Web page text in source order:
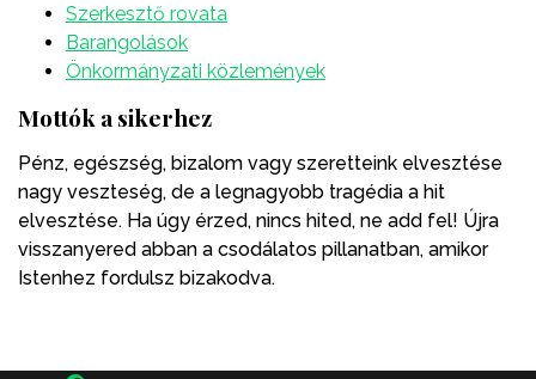
Szerkesztő rovata
Barangolások
Önkormányzati közlemények
Mottók a sikerhez
Pénz, egészség, bizalom vagy szeretteink elvesztése
nagy veszteség, de a legnagyobb tragédia a hit
elvesztése. Ha úgy érzed, nincs hited, ne add fel! Újra
visszanyered abban a csodálatos pillanatban, amikor
Istenhez fordulsz bizakodva.